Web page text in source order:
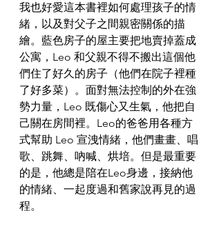
我也好愛這本書裡如何處理孩子的情
緒，以及對父子之間親密關係的描
繪。藍色房子的屋主要把地賣掉蓋成
公寓，Leo 和父親不得不搬出這個他
們住了好久的房子（他們在院子裡種
了好多菜）。面對無法控制的外在強
勢力量，Leo 既傷心又生氣，他把自
己關在房間裡。Leo的爸爸用各種方
式幫助 Leo 宣洩情緒，他們畫畫、唱
歌、跳舞、吶喊、烘培。但是最重要
的是，他總是陪在Leo身邊，接納他
的情緒、一起度過和舊家說再見的過
程。